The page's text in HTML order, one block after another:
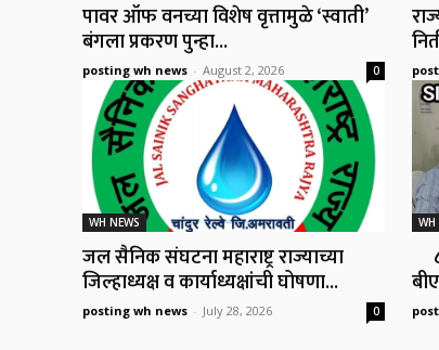
पावर ऑफ वनच्या विशेष वृत्तामुळे ‘स्वाती’
बंगला प्रकरण पुन्हा...
posting wh news - August 2, 2026 0
WH NEWS
जल सैनिक संघटना महाराष्ट्र राज्याच्या
जिल्हाध्यक्ष व कार्याध्यक्षांची घोषणा...
posting wh news - July 28, 2026 0
WH